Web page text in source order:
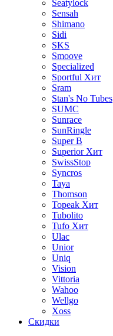
Seatylock
Sensah
Shimano
Sidi
SKS
Smoove
Specialized
Sportful Хит
Sram
Stan's No Tubes
SUMC
Sunrace
SunRingle
Super B
Superior Хит
SwissStop
Syncros
Taya
Thomson
Topeak Хит
Tubolito
Tufo Хит
Ulac
Unior
Uniq
Vision
Vittoria
Wahoo
Wellgo
Xoss
Скидки